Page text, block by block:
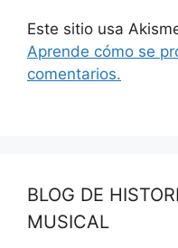
Este sitio usa
Aprende cómo se
comentarios.
BLOG DE
MUSICAL